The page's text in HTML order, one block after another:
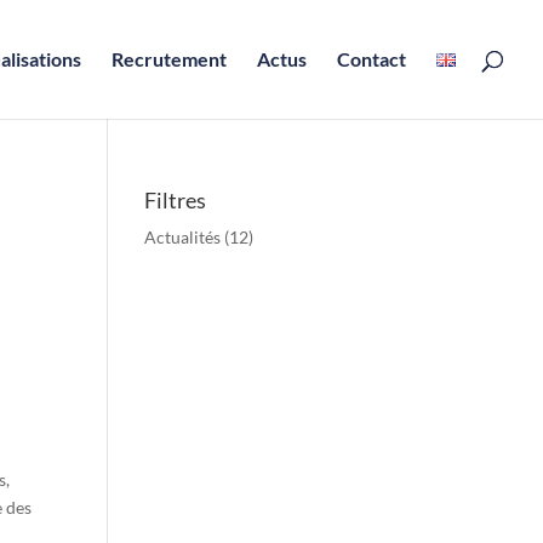
Recrutement Actus Contact
des
Filtres
Actualités (12)